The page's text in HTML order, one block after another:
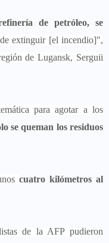
de petróleo, se
extinguir [el incendio]",
de Lugansk, Serguii
para agotar a los
se queman los residuos
cuatro kilómetros al
de la AFP pudieron